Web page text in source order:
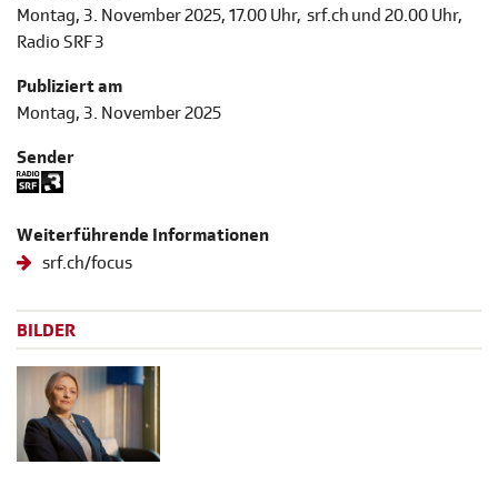
Montag, 3. November 2025, 17.00 Uhr, srf.ch und 20.00 Uhr,
Radio SRF 3
Publiziert am
Montag, 3. November 2025
Sender
Weiterführende Informationen
srf.ch/focus
BILDER